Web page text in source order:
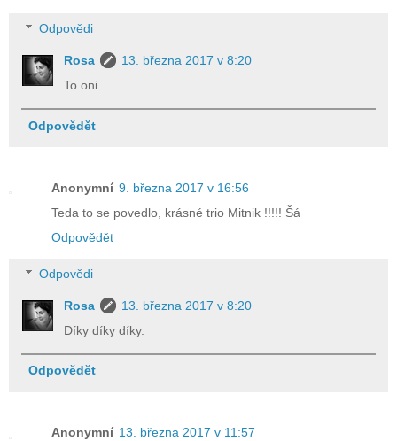
Odpovědi
Rosa
13. března 2017 v 8:20
To oni.
Odpovědět
Anonymní 9. března 2017 v 16:56
Teda to se povedlo, krásné trio Mitnik !!!!! Šá
Odpovědět
Odpovědi
Rosa
13. března 2017 v 8:20
Díky díky díky.
Odpovědět
Anonymní 13. března 2017 v 11:57